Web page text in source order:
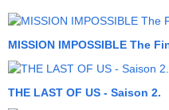
MISSION IMPOSSIBLE The
THE LAST OF US - Saison 2.